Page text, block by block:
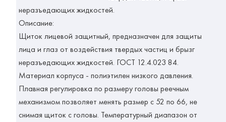
неразъедающих жидкостей.
Описание:
Щиток лицевой защитный, предназначен для защиты
лица и глаз от воздействия твердых частиц и брызг
неразъедающих жидкостей. ГОСТ 12.4.023 84.
Материал корпуса - полиэтилен низкого давления.
Плавная регулировка по размеру головы реечным
механизмом позволяет менять размер с 52 по 66, не
снимая щиток с головы. Температурный диапазон от